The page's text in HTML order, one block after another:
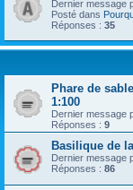
Dernier message
Posté dans
Réponses : 35
Phare de
1:100
Dernier message
Réponses : 9
Basilique de
Dernier message
Réponses : 86